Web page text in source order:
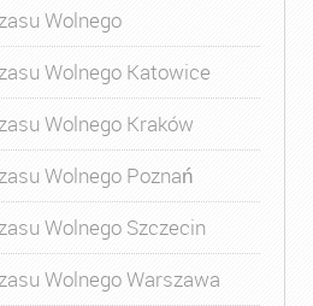
Wolnego
Wolnego Katowice
Wolnego Kraków
Wolnego Poznań
Wolnego Szczecin
Wolnego Warszawa